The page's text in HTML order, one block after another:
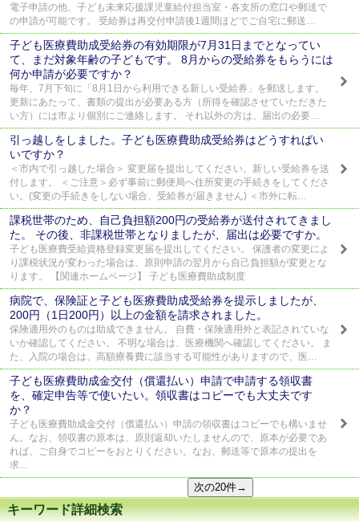
電子申請の他、子ども未来応援課児童給付担当室・各支所の窓口や郵送で
の申請が可能です。 受給券は再交付申請後1週間ほどでご自宅に郵送…
子ども医療費助成受給券の有効期限が7月31日までとなってい
て、まだ対象年齢の子どもです。 8月からの受給券をもらうには
何か申請が必要ですか？
毎年、7月下旬に「8月1日から利用できる新しい受給券」を郵送します。
更新にあたって、書類の提出が必要ある方（所得を確認させていただきた
い方）には市より個別にご連絡します。 それ以外の方は、届出の必要…
引っ越しをしました。子ども医療費助成受給券はどうすればい
いですか？
＜市内で引っ越した場合＞ 変更届を提出してください。新しい受給券を送
付します。 ＜ご注意＞必ず事前に郵便局へ住所変更の手続きをしてくださ
い。(変更の手続きをしない場合、受給券が届きません) ＜市外に転…
課税世帯のため、自己負担額200円の受給券が送付されてきまし
た。 その後、非課税世帯となりましたが、届出は必要ですか。
子ども医療費受給資格登録変更届を提出してください。 保護者の変更によ
り課税状況が変わった場合は、原則申請の翌月から自己負担額が変更とな
ります。 【関連ホームページ】 子ども医療費助成制度
病院で、保険証と子ども医療費助成受給券を提示しましたが、
200円（1日200円）以上の金額を請求されました。
保険適用外のものは助成できません。 自費・保険適用外と表記されていな
いか確認してください。 不明な場合は、医療機関へ確認してください。 ま
た、入院の場合は、高額療養費に該当する可能性がありますので、医…
子ども医療費助成金交付（償還払い）申請で申請する領収書
を、確定申告等で使いたい。領収書はコピーでも大丈夫です
か？
子ども医療費助成金交付（償還払い）申請の領収書はコピーでも構いませ
ん。なお、領収書の原本は、原則返却いたしませんので、原本が必要であ
れば、ご自身でコピーをおとりください。なお、郵送等で原本の提出を
求…
キーワード詳細検索